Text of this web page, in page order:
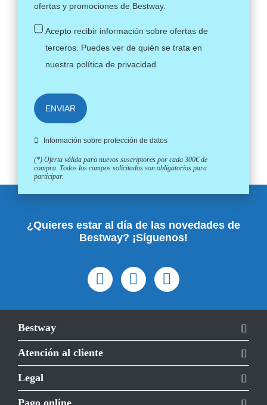
ofertas y promociones de Bestway.
Acepto recibir información sobre ofertas de
terceros. Puedes ver de quién se trata en
nuestra política de privacidad
ENVIAR
Información sobre protección de datos
(*) Oferta válida para nuevos suscriptores por cada 300€ de
compra. Todos los campos solicitados son obligatorios para
participar.
¿Quieres estar al día de las novedades de
Bestway? ¡Síguenos!
Bestway
Atención al cliente
Legal
Pago online